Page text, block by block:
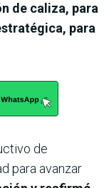
de caliza, para
para
de
para avanzar